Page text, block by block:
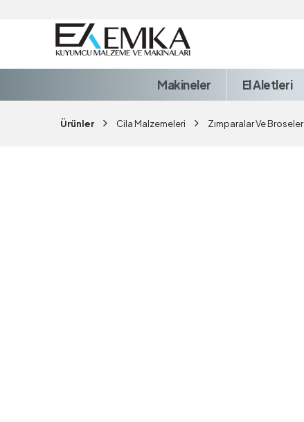
Makineler El Aletleri
Ürünler Cila Malzemeleri Zımparalar Ve Broseler